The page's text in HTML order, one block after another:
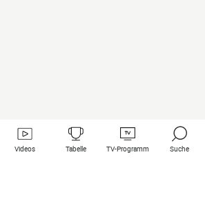
Videos Tabelle TV-Programm Suche